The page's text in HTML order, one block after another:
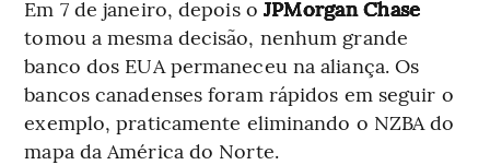
Em 7 de janeiro, depois o JPMorgan Chase
tomou a mesma decisão, nenhum grande
banco dos EUA permaneceu na aliança. Os
bancos canadenses foram rápidos em seguir o
exemplo, praticamente eliminando o NZBA do
mapa da América do Norte.